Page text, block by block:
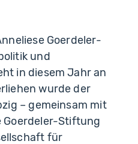
Goerdeler-
und
in diesem Jahr an
wurde der
– gemeinsam mit
Goerdeler-Stiftung
für